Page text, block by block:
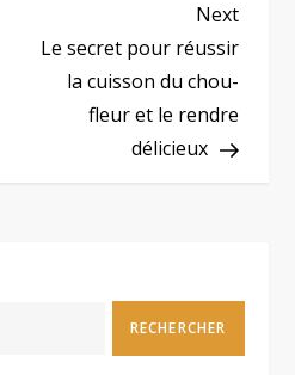
Next
Post
Next
Le secret pour réussir
la cuisson du chou-
fleur et le rendre
délicieux
RECHERCHER